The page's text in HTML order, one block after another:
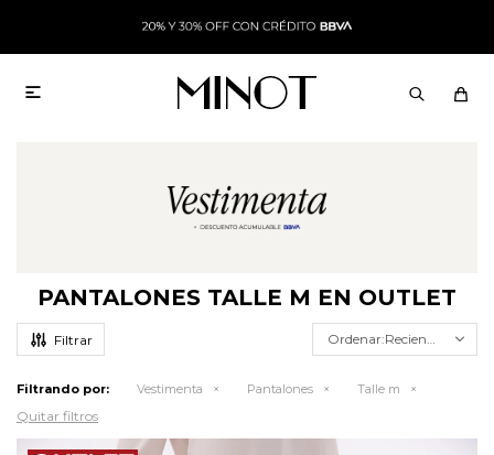

PANTALONES TALLE M EN OUTLET
Recientes
Filtrando por: Vestimenta Pantalones Talle m
Quitar filtros